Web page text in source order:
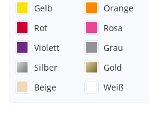
Gelb
Orange
Rot
Rosa
Violett
Grau
Silber
Gold
Beige
Weiß